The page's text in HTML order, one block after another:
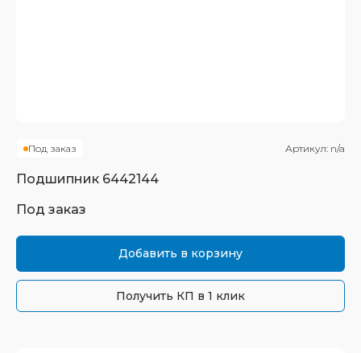
Под заказ Артикул: n/a
Подшипник 6442144
Под заказ
Добавить в корзину
Получить КП в 1 клик